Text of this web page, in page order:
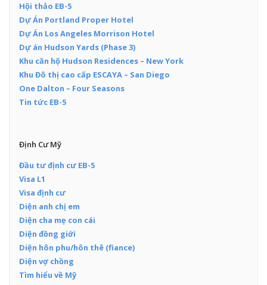
Hội thảo EB-5
Dự Án Portland Proper Hotel
Dự Án Los Angeles Morrison Hotel
Dự án Hudson Yards (Phase 3)
Khu căn hộ Hudson Residences – New York
Khu Đô thị cao cấp ESCAYA – San Diego
One Dalton – Four Seasons
Tin tức EB-5
Định Cư Mỹ
Đầu tư định cư EB-5
Visa L1
Visa định cư
Diện anh chị em
Diện cha mẹ con cái
Diện đồng giới
Diện hôn phu/hôn thê (fiance)
Diện vợ chồng
Tìm hiểu về Mỹ